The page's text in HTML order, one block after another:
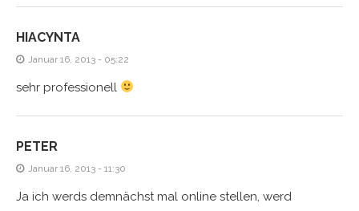
HIACYNTA
Januar 16, 2013 - 05:22
sehr professionell
PETER
Januar 16, 2013 - 11:30
Ja ich werds demnächst mal online stellen, werd